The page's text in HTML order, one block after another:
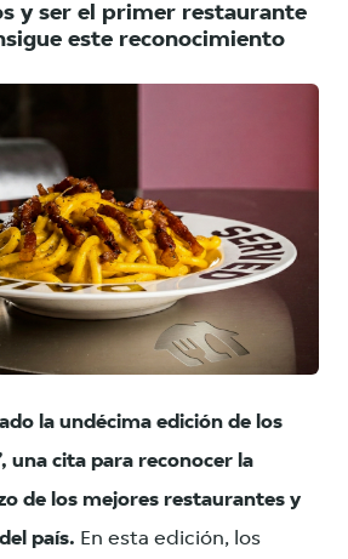
y ser el primer restaurante
este reconocimiento
la undécima edición de los
una cita para reconocer la
de los mejores restaurantes y
país. En esta edición, los